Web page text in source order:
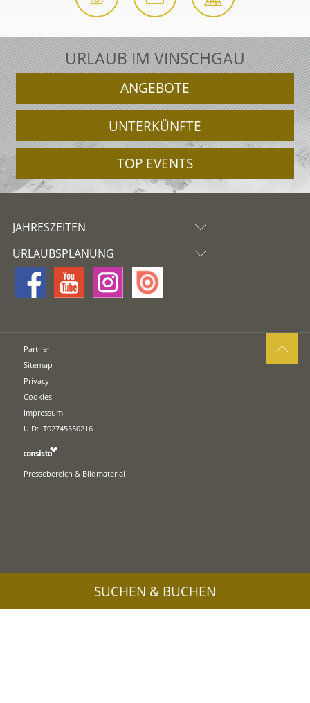
URLAUB IM VINSCHGAU
ANGEBOTE
UNTERKÜNFTE
TOP EVENTS
JAHRESZEITEN
URLAUBSPLANUNG
Partner
Sitemap
Privacy
Cookies
Impressum
UID: IT02745550216
Pressebereich & Bildmaterial
SUCHEN & BUCHEN